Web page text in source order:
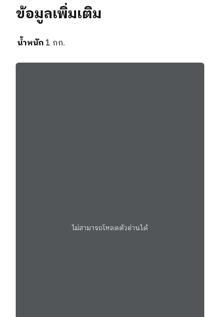
ข้อมูลเพิ่มเติม
น้ำหนัก1 กก.
ไม่สามารถโหลดตัวอ่านได้